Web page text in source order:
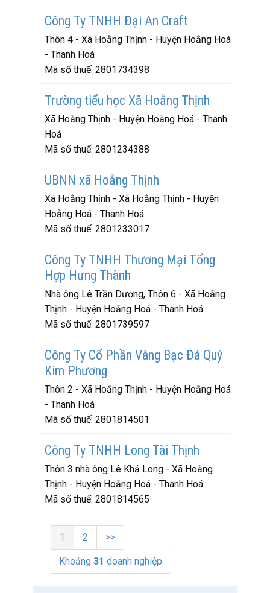
Công Ty TNHH Đại An Craft
Thôn 4 - Xã Hoằng Thịnh - Huyện Hoằng Hoá
- Thanh Hoá
Mã số thuế: 2801734398
Trường tiểu học Xã Hoằng Thịnh
Xã Hoằng Thịnh - Huyện Hoằng Hoá - Thanh
Hoá
Mã số thuế: 2801234388
UBNN xã Hoằng Thịnh
Xã Hoằng Thịnh - Xã Hoằng Thịnh - Huyện
Hoằng Hoá - Thanh Hoá
Mã số thuế: 2801233017
Công Ty TNHH Thương Mại Tổng
Hợp Hưng Thành
Nhà ông Lê Trần Dương, Thôn 6 - Xã Hoằng
Thịnh - Huyện Hoằng Hoá - Thanh Hoá
Mã số thuế: 2801739597
Công Ty Cổ Phần Vàng Bạc Đá Quý
Kim Phương
Thôn 2 - Xã Hoằng Thịnh - Huyện Hoằng Hoá
- Thanh Hoá
Mã số thuế: 2801814501
Công Ty TNHH Long Tài Thịnh
Thôn 3 nhà ông Lê Khả Long - Xã Hoằng
Thịnh - Huyện Hoằng Hoá - Thanh Hoá
Mã số thuế: 2801814565
1 2 >>
Khoảng 31 doanh nghiệp